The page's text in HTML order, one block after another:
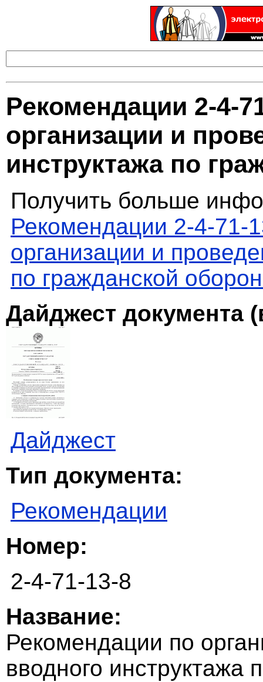
Рекомендации 2-4-
организации и
инструктажа по
Получить больше
Рекомендации 2-4-71-
организации и
по гражданской
Дайджест документа
Дайджест
Тип документа:
Рекомендации
Номер:
2-4-71-13-8
Название:
Рекомендации по
вводного инструктажа